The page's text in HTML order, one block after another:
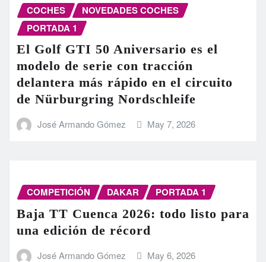
COCHES
NOVEDADES COCHES
PORTADA 1
El Golf GTI 50 Aniversario es el
modelo de serie con tracción
delantera más rápido en el circuito
de Nürburgring Nordschleife
José Armando Gómez May 7, 2026
COMPETICIÓN DAKAR PORTADA 1
Baja TT Cuenca 2026: todo listo para
una edición de récord
José Armando Gómez May 6, 2026